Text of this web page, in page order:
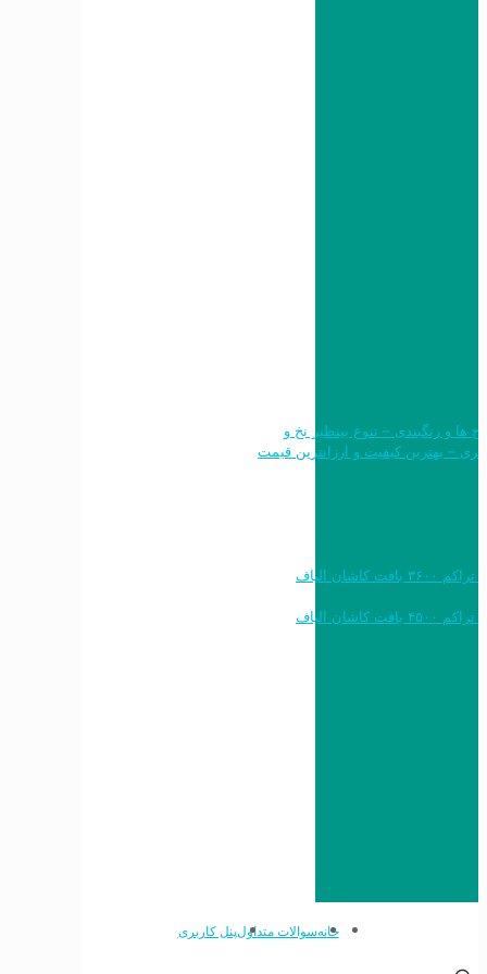
طرح ها و رنگبندی – تنوع بینظیر نخ و
خرید به قیمت فرش ماشینی ۱۲۰۰ شانه تراکم ۳۶۰۰ بافت کاشان الیاف
خرید به قیمت فرش ماشینی ۱۵۰۰ شانه تراکم ۴۵۰۰ بافت کاشان الیاف
خانهسوالات متداولپنل کاربری